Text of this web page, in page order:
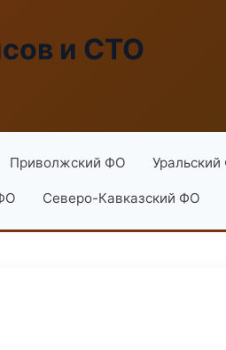
и СТО
Приволжский ФО
Северо-Кавказский ФО